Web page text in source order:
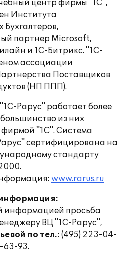
центр фирмы "1С",
Института
партнер Microsoft,
и 1С-Битрикс. "1С-
ассоциации
Поставщиков
(НП ППП).
Рарус" работает более
из них
"1С". Система
сертифицирована на
стандарту
www.rarus.ru
информацией просьба
ВЦ "1С-Рарус",
по тел.: (495) 223-04-
63-93.